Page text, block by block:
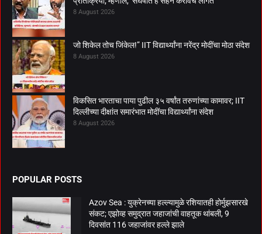
8 August 2026
जो शिकेल तोच जिंकेल!” IIT विद्यार्थ्यांना नरेंद्र मोदींचा मोठा संदेश
8 August 2026
विकसित भारताचा पाया पुढील ३५ वर्षांत तरुणांच्या कामावर; IIT
दिल्लीच्या दीक्षांत समारंभात मोदींचा विद्यार्थ्यांना संदेश
8 August 2026
POPULAR POSTS
Azov Sea : युक्रेनच्या हल्ल्यामुळे रशियातही होर्मुझसारखे
संकट; एझोव्ह समुद्रात जहाजांची वाहतूक थांबली, 9
दिवसांत 116 जहाजांवर हल्ले झाले